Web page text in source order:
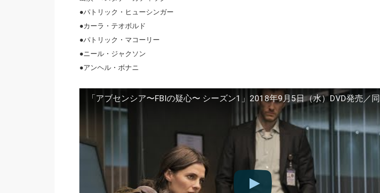
●パトリック・ヒューシンガー
●カーラ・テオボルド
●パトリック・マコーリー
●ニール・ジャクソン
●アンヘル・ボナニ